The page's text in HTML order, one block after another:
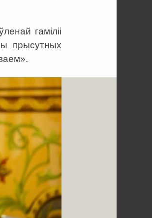
гаміліі
прысутных